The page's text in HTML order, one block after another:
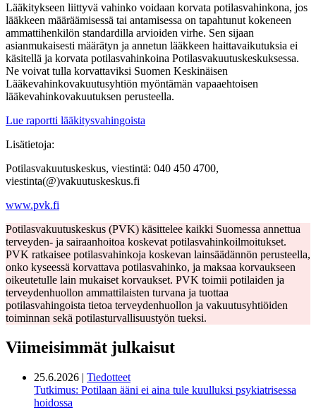
Lääkitykseen liittyvä vahinko voidaan korvata potilasvahinkona, jos
lääkkeen määräämisessä tai antamisessa on tapahtunut kokeneen
ammattihenkilön standardilla arvioiden virhe. Sen sijaan
asianmukaisesti määrätyn ja annetun lääkkeen haittavaikutuksia ei
käsitellä ja korvata potilasvahinkoina Potilasvakuutuskeskuksessa.
Ne voivat tulla korvattaviksi Suomen Keskinäisen
Lääkevahinkovakuutusyhtiön myöntämän vapaaehtoisen
lääkevahinkovakuutuksen perusteella.
Lue raportti lääkitysvahingoista
Lisätietoja:
Potilasvakuutuskeskus, viestintä: 040 450 4700,
viestinta(@)vakuutuskeskus.fi
www.pvk.fi
Potilasvakuutuskeskus (PVK) käsittelee kaikki Suomessa annettua
terveyden- ja sairaanhoitoa koskevat potilasvahinkoilmoitukset.
PVK ratkaisee potilasvahinkoja koskevan lainsäädännön perusteella,
onko kyseessä korvattava potilasvahinko, ja maksaa korvaukseen
oikeutetulle lain mukaiset korvaukset. PVK toimii potilaiden ja
terveydenhuollon ammattilaisten turvana ja tuottaa
potilasvahingoista tietoa terveydenhuollon ja vakuutusyhtiöiden
toiminnan sekä potilasturvallisuustyön tueksi.
Viimeisimmät julkaisut
25.6.2026 | Tiedotteet
Tutkimus: Potilaan ääni ei aina tule kuulluksi psykiatrisessa
hoidossa